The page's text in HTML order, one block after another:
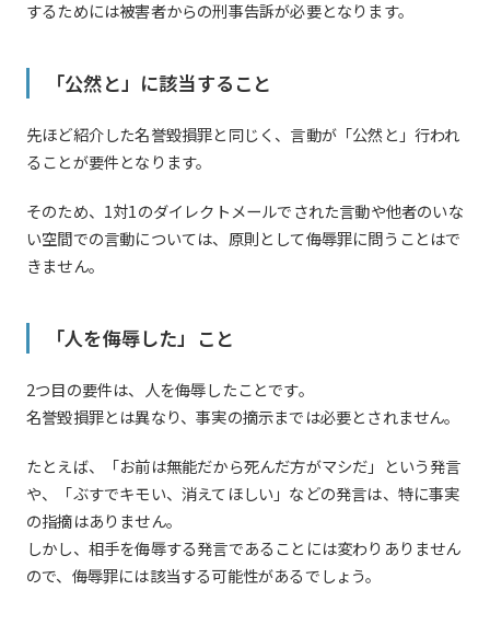
するためには被害者からの刑事告訴が必要となります。
「公然と」に該当すること
先ほど紹介した名誉毀損罪と同じく、言動が「公然と」行われ
ることが要件となります。
そのため、1対1のダイレクトメールでされた言動や他者のいな
い空間での言動については、原則として侮辱罪に問うことはで
きません。
「人を侮辱した」こと
2つ目の要件は、人を侮辱したことです。
名誉毀損罪とは異なり、事実の摘示までは必要とされません。
たとえば、「お前は無能だから死んだ方がマシだ」という発言
や、「ぶすでキモい、消えてほしい」などの発言は、特に事実
の指摘はありません。
しかし、相手を侮辱する発言であることには変わりありません
ので、侮辱罪には該当する可能性があるでしょう。